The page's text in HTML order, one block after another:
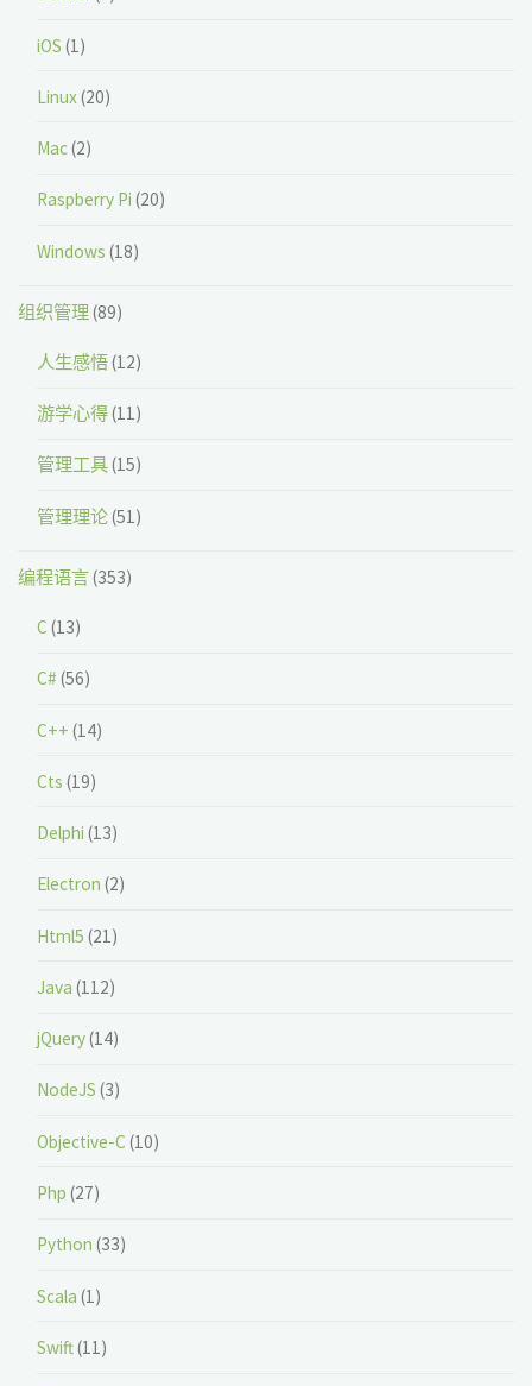
iOS (1)
Linux(20)
Mac(2)
Raspberry Pi (20)
Windows (18)
组织管理(89)
人生感悟(12)
游学心得(11)
管理工具(15)
管理理论(51)
编程语言(353)
C (13)
C# (56)
C++ (14)
Cts (19)
Delphi (13)
Electron (2)
Html5 (21)
Java (112)
jQuery(14)
NodeJS (3)
Objective-C (10)
Php (27)
Python (33)
Scala (1)
Swift(11)